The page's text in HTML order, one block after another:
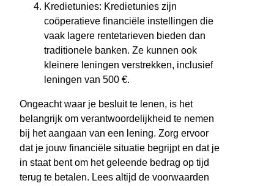
Kredietunies: Kredietunies zijn
coöperatieve financiële instellingen die
vaak lagere rentetarieven bieden dan
traditionele banken. Ze kunnen ook
kleinere leningen verstrekken, inclusief
leningen van 500 €.
Ongeacht waar je besluit te lenen, is het
belangrijk om verantwoordelijkheid te nemen
bij het aangaan van een lening. Zorg ervoor
dat je jouw financiële situatie begrijpt en dat je
in staat bent om het geleende bedrag op tijd
terug te betalen. Lees altijd de voorwaarden